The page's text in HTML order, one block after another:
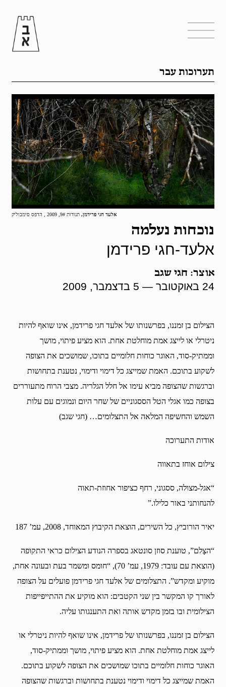
תערוכות עבר
אלעד חגי פרידמן, תנודות 9#, 2009 , הדפס סימבוליק
נוכחות נעלמה
אלעד-חגי פרידמן
אוצר: חגי שגב
24 באוקטובר — 5 בדצמבר, 2009
הצילום בן זמננו, בפרשנותו של אלעד חגי פרידמן, אינו שואף להיות
ניטרלי או לייצג אמת מוחלטת אחת. הוא מציע פיתוי, מושך
וממתיק-סוד, האוגר כוחות חלומיים בתוכו, שמושכים את הצופה
לשקוע בתוכם. האמת שמייצג כל דימוי ודימוי, נטענת בתחושות
וברגשות שהצופה מביא עימו אל חלל הגלריה. מצבי הרוח מתעוררים
בצופה כמו אגלי הטל הססגוניים של שחר היום ונמוגים עם עלות
השמש והחשיפה המלאה אל התצלומים… (חגי שגב)
אודות התערוכה
צילום אוחז בתאווה
“אגל-מצולה, ססגוני, רחף כציפור אחוזת-תאוה
להנחותני באור כלילו.”
יאיר הורוביץ, כל השירים, הוצאת הקיבוץ המאוחד, 2008, עמ’ 187
“הצָלם”, טוענת סוזן סונטאג בספרה הנודע הצילום כראי התקופה
(הוצאת עם עובד: 1979, עמ’ 70), “חומס ומשמר בעת ובעונה אחת,
מוקיע ומקדש”. התצלומים של אלעד חגי פרידמן פועלים על הצופה
לאורך קו המקשר בין שני הקטבים: הוא מוקיע את ההתייפייפות
הצילומית ובו בזמן מקדש אותה ואת התענגותו עליה.
הצילום בן זמננו, בפרשנותו של פרידמן, אינו שואף להיות ניטרלי או
לייצג אמת מוחלטת אחת. הוא מציע פיתוי, מושך וממתיק-סוד,
האוגר כוחות חלומיים בתוכו שמושכים את הצופה לשקוע בתוכם.
האמת שמייצג כל דימוי ודימוי נטענת בתחושות וברגשות שהצופה